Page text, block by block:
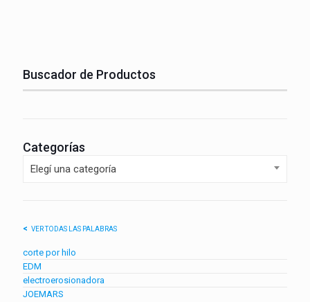
Buscador de Productos
Categorías
Elegí una categoría
VER TODAS LAS PALABRAS
corte por hilo
EDM
electroerosionadora
JOEMARS